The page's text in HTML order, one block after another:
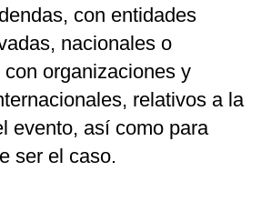
con entidades
nacionales o
organizaciones y
relativos a la
evento, así como para
ser el caso.